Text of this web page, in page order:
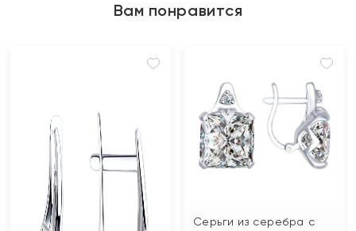
Вам понравится
Серьги из серебра с